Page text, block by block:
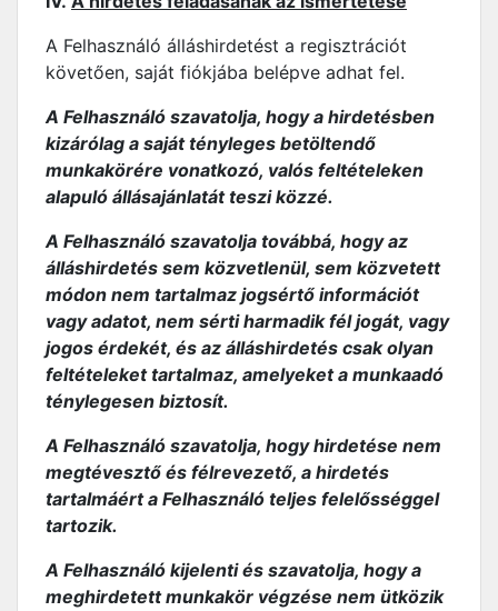
A Felhasználó álláshirdetést a regisztrációt
követően, saját fiókjába belépve adhat fel.
A Felhasználó szavatolja, hogy a hirdetésben
kizárólag a saját tényleges betöltendő
munkakörére vonatkozó, valós feltételeken
alapuló állásajánlatát teszi közzé.
A Felhasználó szavatolja továbbá, hogy az
álláshirdetés sem közvetlenül, sem közvetett
módon nem tartalmaz jogsértő információt
vagy adatot, nem sérti harmadik fél jogát, vagy
jogos érdekét, és az álláshirdetés csak olyan
feltételeket tartalmaz, amelyeket a munkaadó
ténylegesen biztosít.
A Felhasználó szavatolja, hogy hirdetése nem
megtévesztő és félrevezető, a hirdetés
tartalmáért a Felhasználó teljes felelősséggel
tartozik.
A Felhasználó kijelenti és szavatolja, hogy a
meghirdetett munkakör végzése nem ütközik